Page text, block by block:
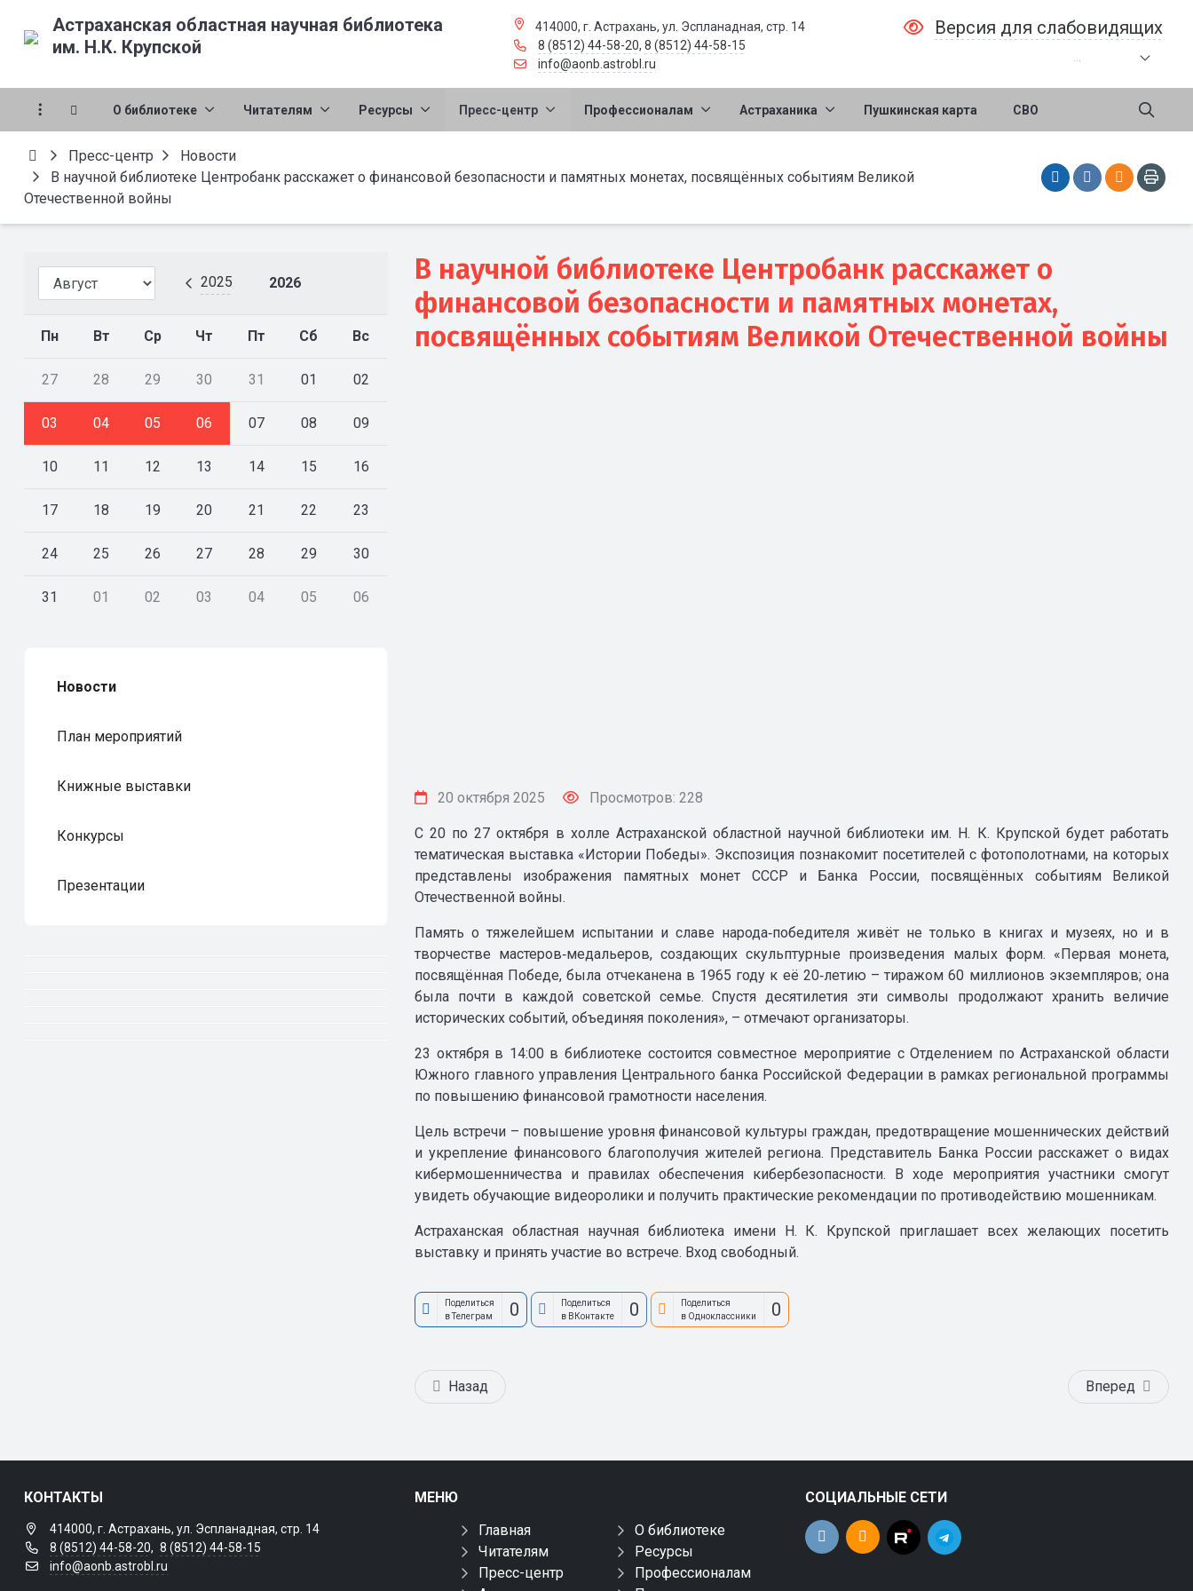
Астраханская областная научная библиотека
им. Н.К. Крупской
414000, г. Астрахань, ул. Эспланадная, стр. 14
8 (8512) 44-58-20, 8 (8512) 44-58-15
info@aonb.astrobl.ru
Версия для слабовидящих
О библиотеке Читателям Ресурсы Пресс-центр Профессионалам Астраханика Пушкинская карта СВО
Пресс-центр
Новости
В научной библиотеке Центробанк расскажет о финансовой безопасности и памятных монетах, посвящённых событиям Великой
Отечественной войны
2025 2026
Пн Вт Ср Чт Пт Сб Вс
27 28 29 30 31 01 02
03 04 05 06 07 08 09
10 11 12 13 14 15 16
17 18 19 20 21 22 23
24 25 26 27 28 29 30
31 01 02 03 04 05 06
Новости
План мероприятий
Книжные выставки
Конкурсы
Презентации
В научной библиотеке Центробанк расскажет о
финансовой безопасности и памятных монетах,
посвящённых событиям Великой Отечественной войны
20 октября 2025 Просмотров: 228
С 20 по 27 октября в холле Астраханской областной научной библиотеки им. Н. К. Крупской будет работать
тематическая выставка «Истории Победы». Экспозиция познакомит посетителей с фотополотнами, на которых
представлены изображения памятных монет СССР и Банка России, посвящённых событиям Великой
Отечественной войны.
Память о тяжелейшем испытании и славе народа‑победителя живёт не только в книгах и музеях, но и в
творчестве мастеров‑медальеров, создающих скульптурные произведения малых форм. «Первая монета,
посвящённая Победе, была отчеканена в 1965 году к её 20‑летию – тиражом 60 миллионов экземпляров; она
была почти в каждой советской семье. Спустя десятилетия эти символы продолжают хранить величие
исторических событий, объединяя поколения», – отмечают организаторы.
23 октября в 14:00 в библиотеке состоится совместное мероприятие с Отделением по Астраханской области
Южного главного управления Центрального банка Российской Федерации в рамках региональной программы
по повышению финансовой грамотности населения.
Цель встречи – повышение уровня финансовой культуры граждан, предотвращение мошеннических действий
и укрепление финансового благополучия жителей региона. Представитель Банка России расскажет о видах
кибермошенничества и правилах обеспечения кибербезопасности. В ходе мероприятия участники смогут
увидеть обучающие видеоролики и получить практические рекомендации по противодействию мошенникам.
Астраханская областная научная библиотека имени Н. К. Крупской приглашает всех желающих посетить
выставку и принять участие во встрече. Вход свободный.
Поделиться
в Телеграм
0
Поделиться
в ВКонтакте
0
Поделиться
в Одноклассники
0
Назад Вперед
КОНТАКТЫ
414000, г. Астрахань, ул. Эспланадная, стр. 14
8 (8512) 44-58-20, 8 (8512) 44-58-15
info@aonb.astrobl.ru
МЕНЮ
Главная
О библиотеке
Читателям
Ресурсы
Пресс-центр
Профессионалам
СОЦИАЛЬНЫЕ СЕТИ